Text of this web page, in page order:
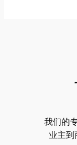
我们的
业主到